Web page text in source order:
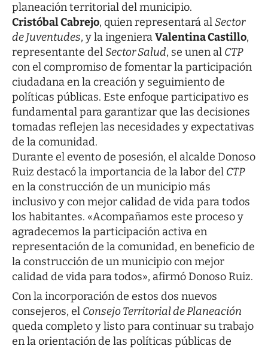
planeación territorial del municipio.
Cristóbal Cabrejo, quien representará alSector
de Juventudes, y la ingenieraValentina Castillo,
representante delSector Salud, se unen al CTP
con el compromiso de fomentar la participación
ciudadana en la creación y seguimiento de
políticas públicas. Este enfoque participativo es
fundamental para garantizar que las decisiones
tomadas reflejen las necesidades y expectativas
de la comunidad.
Durante el evento de posesión, el alcalde Donoso
Ruiz destacó la importancia de la labor del CTP
en la construcción de un municipio más
inclusivo y con mejor calidad de vida para todos
los habitantes. «Acompañamos este proceso y
agradecemos la participación activa en
representación de la comunidad, en beneficio de
la construcción de un municipio con mejor
calidad de vida para todos», afirmó Donoso Ruiz.
Con la incorporación de estos dos nuevos
consejeros, el Consejo Territorial de Planeación
queda completo y listo para continuar su trabajo
en la orientación de las políticas públicas de